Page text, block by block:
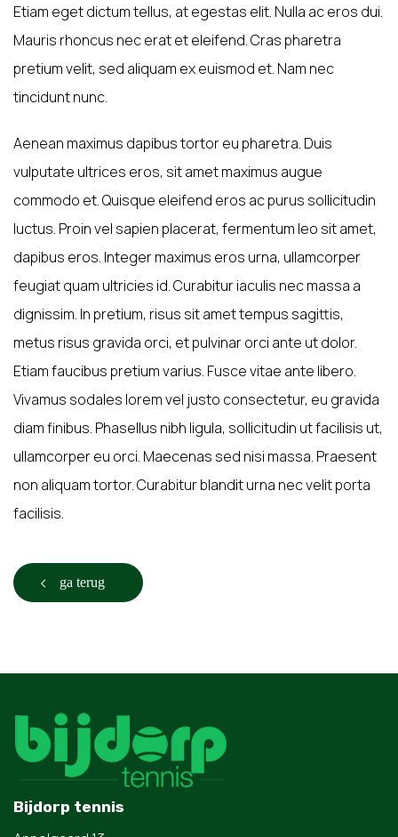
Etiam eget dictum tellus, at egestas elit. Nulla ac eros dui.
Mauris rhoncus nec erat et eleifend. Cras pharetra
pretium velit, sed aliquam ex euismod et. Nam nec
tincidunt nunc.
Aenean maximus dapibus tortor eu pharetra. Duis
vulputate ultrices eros, sit amet maximus augue
commodo et. Quisque eleifend eros ac purus sollicitudin
luctus. Proin vel sapien placerat, fermentum leo sit amet,
dapibus eros. Integer maximus eros urna, ullamcorper
feugiat quam ultricies id. Curabitur iaculis nec massa a
dignissim. In pretium, risus sit amet tempus sagittis,
metus risus gravida orci, et pulvinar orci ante ut dolor.
Etiam faucibus pretium varius. Fusce vitae ante libero.
Vivamus sodales lorem vel justo consectetur, eu gravida
diam finibus. Phasellus nibh ligula, sollicitudin ut facilisis ut,
ullamcorper eu orci. Maecenas sed nisi massa. Praesent
non aliquam tortor. Curabitur blandit urna nec velit porta
facilisis.
ga terug
Bijdorp tennis